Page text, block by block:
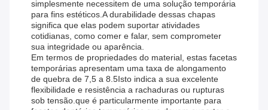
simplesmente necessitem de uma solução temporária
para fins estéticos.A durabilidade dessas chapas
significa que elas podem suportar atividades
cotidianas, como comer e falar, sem comprometer
sua integridade ou aparência.
Em termos de propriedades do material, estas facetas
temporárias apresentam uma taxa de alongamento
de quebra de 7,5 a 8.5Isto indica a sua excelente
flexibilidade e resistência a rachaduras ou rupturas
sob tensão.que é particularmente importante para